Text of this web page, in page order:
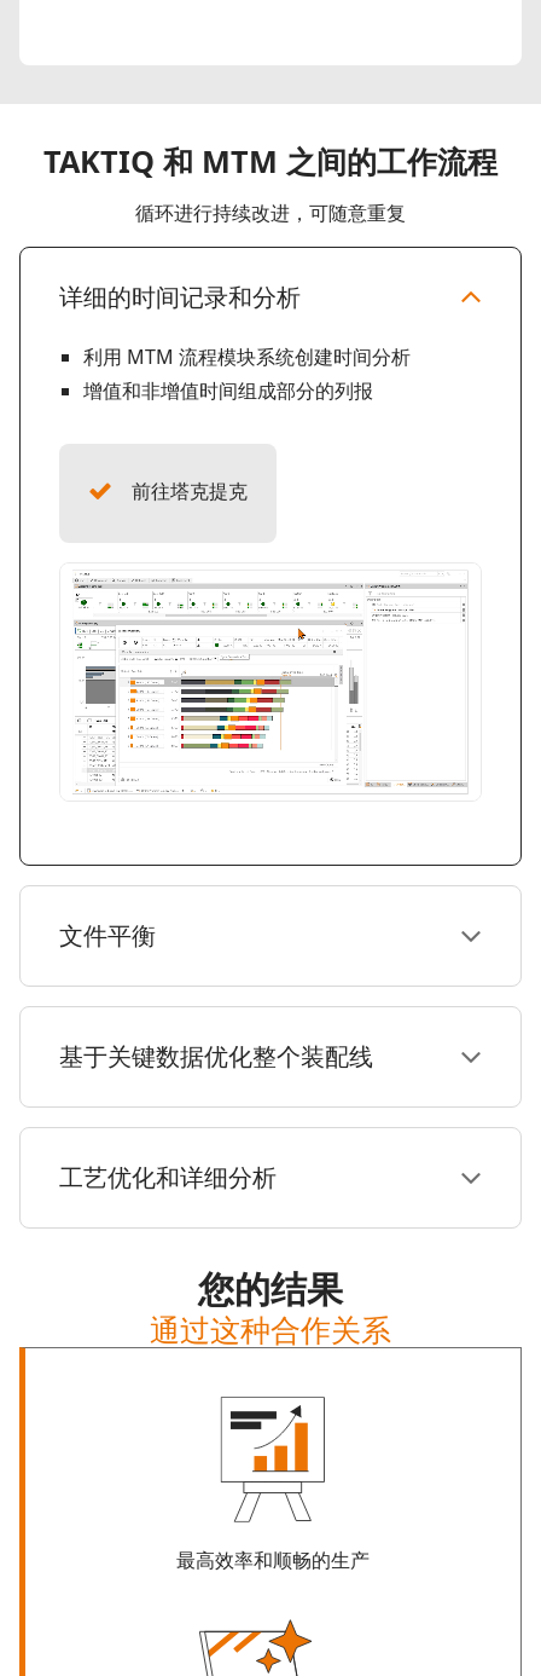
TAKTIQ 和 MTM 之间的工作流程
循环进行持续改进，可随意重复
详细的时间记录和分析
利用 MTM 流程模块系统创建时间分析
增值和非增值时间组成部分的列报
前往塔克提克
文件平衡
基于关键数据优化整个装配线
工艺优化和详细分析
您的结果
通过这种合作关系
最高效率和顺畅的生产